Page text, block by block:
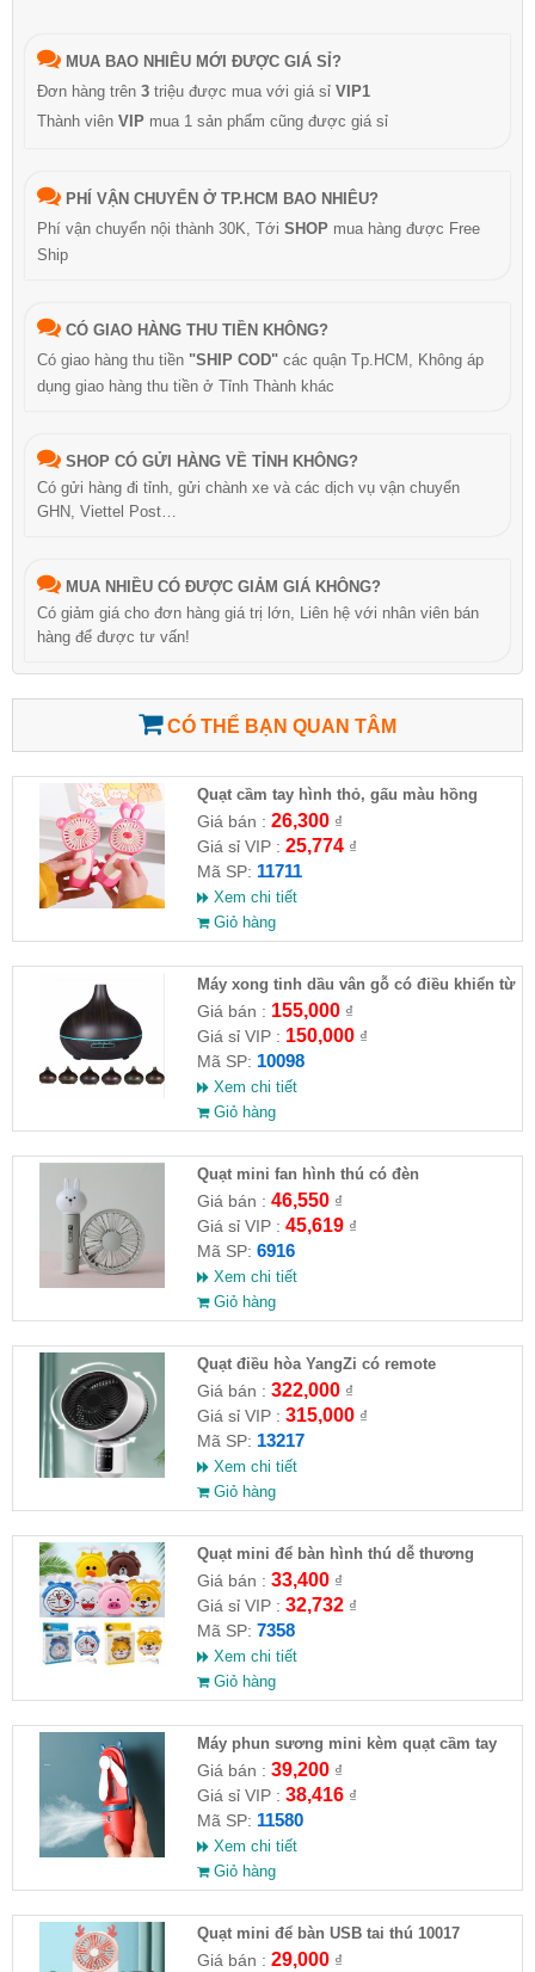
MUA BAO NHIÊU MỚI ĐƯỢC GIÁ SỈ?
Đơn hàng trên 3 triệu được mua với giá sỉ VIP1
Thành viên VIP mua 1 sản phẩm cũng được giá sỉ
PHÍ VẬN CHUYỂN Ở TP.HCM BAO NHIÊU?
Phí vận chuyển nội thành 30K, Tới SHOP mua hàng được Free
Ship
CÓ GIAO HÀNG THU TIỀN KHÔNG?
Có giao hàng thu tiền "SHIP COD" các quận Tp.HCM, Không áp
dụng giao hàng thu tiền ở Tỉnh Thành khác
SHOP CÓ GỬI HÀNG VỀ TỈNH KHÔNG?
Có gửi hàng đi tỉnh, gửi chành xe và các dịch vụ vận chuyển
GHN, Viettel Post…
MUA NHIỀU CÓ ĐƯỢC GIẢM GIÁ KHÔNG?
Có giảm giá cho đơn hàng giá trị lớn, Liên hệ với nhân viên bán
hàng để được tư vấn!
CÓ THỂ BẠN QUAN TÂM
Quạt cầm tay hình thỏ, gấu màu hồng
Giá bán : 26,300₫
Giá sỉ VIP : 25,774₫
Mã SP: 11711
Xem chi tiết
Giỏ hàng
Máy xong tinh dầu vân gỗ có điều khiển từ
xa
Giá bán : 155,000₫
Giá sỉ VIP : 150,000₫
Mã SP: 10098
Xem chi tiết
Giỏ hàng
Quạt mini fan hình thú có đèn
Giá bán : 46,550₫
Giá sỉ VIP : 45,619₫
Mã SP: 6916
Xem chi tiết
Giỏ hàng
Quạt điều hòa YangZi có remote
Giá bán : 322,000₫
Giá sỉ VIP : 315,000₫
Mã SP: 13217
Xem chi tiết
Giỏ hàng
Quạt mini để bàn hình thú dễ thương
Giá bán : 33,400₫
Giá sỉ VIP : 32,732₫
Mã SP: 7358
Xem chi tiết
Giỏ hàng
Máy phun sương mini kèm quạt cầm tay
Giá bán : 39,200₫
Giá sỉ VIP : 38,416₫
Mã SP: 11580
Xem chi tiết
Giỏ hàng
Quạt mini để bàn USB tai thú 10017
Giá bán : 29,000₫